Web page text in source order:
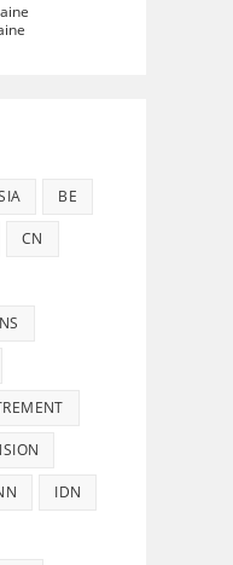
BE
CN
IDN